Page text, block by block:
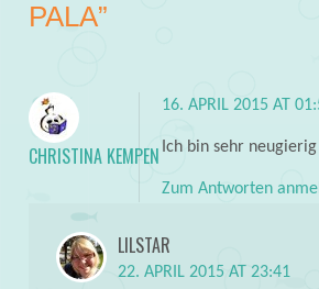
PALA”
CHRISTINA KEMPEN
16. APRIL 2015 AT
Ich bin sehr
Zum Antworten
LILSTAR
22. APRIL 2015 AT 23:41